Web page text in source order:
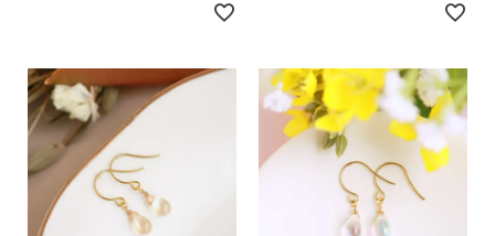
営業時間
平日 9:00〜17:00
返品について
金属アレルギーが出た